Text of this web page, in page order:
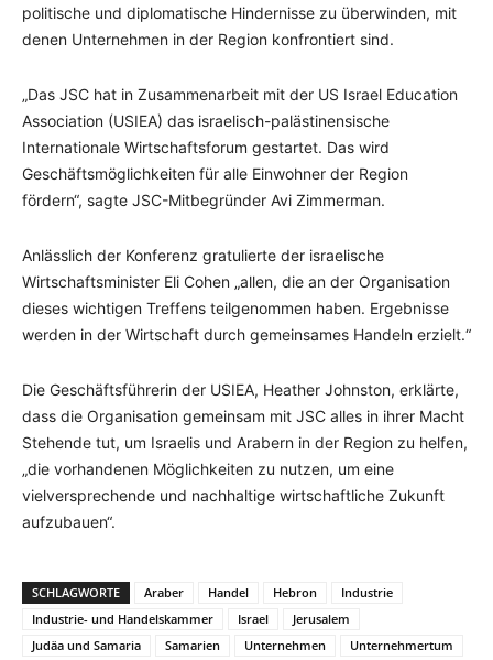
politische und diplomatische Hindernisse zu überwinden, mit
denen Unternehmen in der Region konfrontiert sind.
„Das JSC hat in Zusammenarbeit mit der US Israel Education
Association (USIEA) das israelisch-palästinensische
Internationale Wirtschaftsforum gestartet. Das wird
Geschäftsmöglichkeiten für alle Einwohner der Region
fördern“, sagte JSC-Mitbegründer Avi Zimmerman.
Anlässlich der Konferenz gratulierte der israelische
Wirtschaftsminister Eli Cohen „allen, die an der Organisation
dieses wichtigen Treffens teilgenommen haben. Ergebnisse
werden in der Wirtschaft durch gemeinsames Handeln erzielt.“
Die Geschäftsführerin der USIEA, Heather Johnston, erklärte,
dass die Organisation gemeinsam mit JSC alles in ihrer Macht
Stehende tut, um Israelis und Arabern in der Region zu helfen,
„die vorhandenen Möglichkeiten zu nutzen, um eine
vielversprechende und nachhaltige wirtschaftliche Zukunft
aufzubauen“.
SCHLAGWORTE Araber Handel Hebron
Industrie
Industrie- und Handelskammer
Israel
Jerusalem
Judäa und Samaria
Samarien Unternehmen
Unternehmertum